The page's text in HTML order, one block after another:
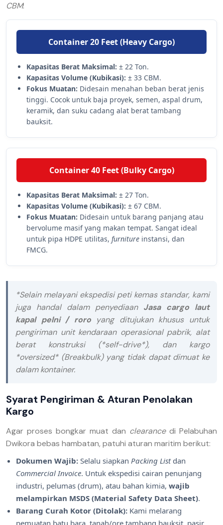
CBM:
Container 20 Feet (Heavy Cargo)
Kapasitas Berat Maksimal: ± 22 Ton.
Kapasitas Volume (Kubikasi): ± 33 CBM.
Fokus Muatan: Didesain menahan beban berat jenis
tinggi. Cocok untuk baja proyek, semen, aspal drum,
keramik, dan suku cadang alat berat tambang
bauksit.
Container 40 Feet (Bulky Cargo)
Kapasitas Berat Maksimal: ± 27 Ton.
Kapasitas Volume (Kubikasi): ± 67 CBM.
Fokus Muatan: Didesain untuk barang panjang atau
bervolume masif yang makan tempat. Sangat ideal
untuk pipa HDPE utilitas, furniture instansi, dan
FMCG.
*Selain melayani ekspedisi peti kemas standar, kami
juga handal dalam penyediaan Jasa cargo laut
kapal pelni / roroyang ditujukan khusus untuk
pengiriman unit kendaraan operasional pabrik, alat
berat konstruksi (*self-drive*), dan kargo
*oversized* (Breakbulk) yang tidak dapat dimuat ke
dalam kontainer.
Syarat Pengiriman & Aturan Penolakan
Kargo
Agar proses bongkar muat dan clearancedi Pelabuhan
Dwikora bebas hambatan, patuhi aturan maritim berikut:
Dokumen Wajib: Selalu siapkan Packing Listdan
Commercial Invoice. Untuk ekspedisi cairan penunjang
industri, pelumas (drum), atau bahan kimia, wajib
melampirkan MSDS (Material Safety Data Sheet).
Barang Curah Kotor (Ditolak): Kami melarang
pemuatan batu bara, tanah/ore tambang bauksit, pasir,